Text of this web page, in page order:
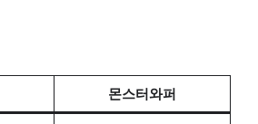
몬스터와퍼